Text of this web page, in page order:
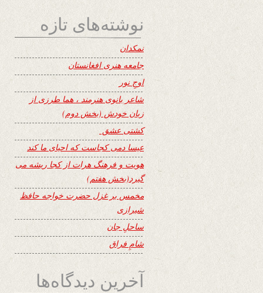
نوشته‌های تازه
نمکدان
جامعه هنری افغانستان
اوجِ نور
شاعر بانوی هنرمند ، هما طرزی از
زبان خودش (بخش دوم)
کشتی عشق
عیسا دمی کجاست که احیای ما کند
هویت و فرهنگ هرات از کجا ریشه می
گیرد(بخش هفتم)
مخمس بر غزل حضرت خواجه حافظ
شیرازی
ساحلِ جان
شامِ فراق
آخرین دیدگاه‌ها